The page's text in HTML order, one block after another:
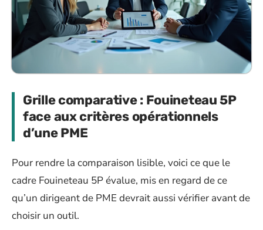
Grille comparative : Fouineteau 5P
face aux critères opérationnels
d’une PME
Pour rendre la comparaison lisible, voici ce que le
cadre Fouineteau 5P évalue, mis en regard de ce
qu’un dirigeant de PME devrait aussi vérifier avant de
choisir un outil.